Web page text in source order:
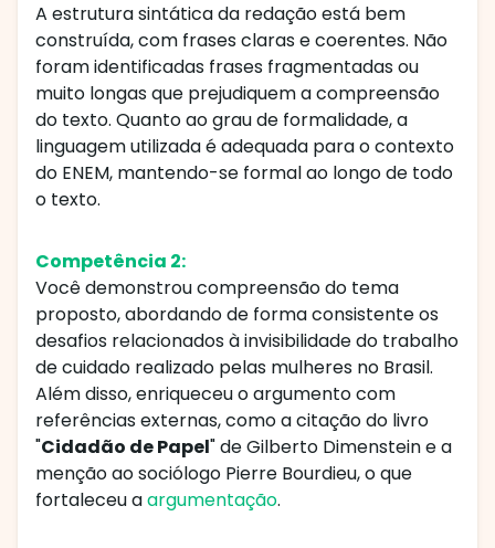
A estrutura sintática da redação está bem
construída, com frases claras e coerentes. Não
foram identificadas frases fragmentadas ou
muito longas que prejudiquem a compreensão
do texto. Quanto ao grau de formalidade, a
linguagem utilizada é adequada para o contexto
do ENEM, mantendo-se formal ao longo de todo
o texto.
Competência 2:
Você demonstrou compreensão do tema
proposto, abordando de forma consistente os
desafios relacionados à invisibilidade do trabalho
de cuidado realizado pelas mulheres no Brasil.
Além disso, enriqueceu o argumento com
referências externas, como a citação do livro
"Cidadão de Papel" de Gilberto Dimenstein e a
menção ao sociólogo Pierre Bourdieu, o que
fortaleceu aargumentação.